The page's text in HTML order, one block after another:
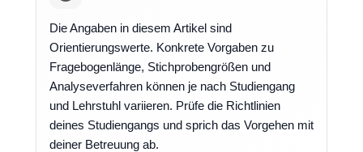
Die Angaben in diesem Artikel sind
Orientierungswerte. Konkrete Vorgaben zu
Fragebogenlänge, Stichprobengrößen und
Analyseverfahren können je nach Studiengang
und Lehrstuhl variieren. Prüfe die Richtlinien
deines Studiengangs und sprich das Vorgehen mit
deiner Betreuung ab.